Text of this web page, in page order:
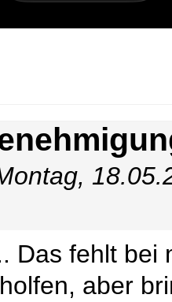
Das fehlt bei
aber